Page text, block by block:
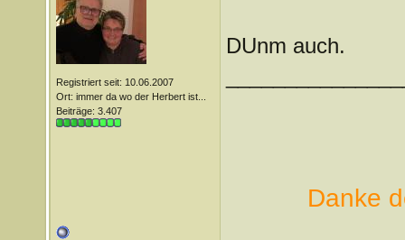
Registriert seit: 10.06.2007
Ort: immer da wo der Herbert ist...
Beiträge: 3.407
DUnm auch.
Danke